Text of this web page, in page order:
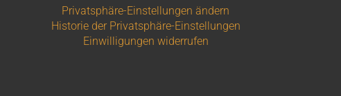
Privatsphäre-Einstellungen ändern
Historie der Privatsphäre-Einstellungen
Einwilligungen widerrufen